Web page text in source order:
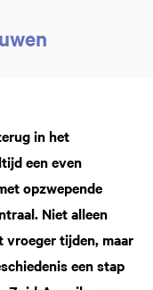
in het
een even
opzwepende
Niet alleen
tijden, maar
een stap